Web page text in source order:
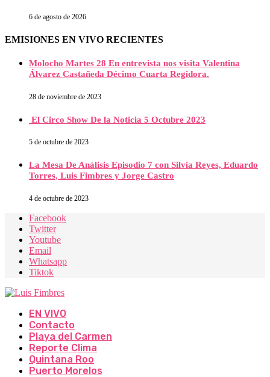
6 de agosto de 2026
EMISIONES EN VIVO RECIENTES
Molocho Martes 28 En entrevista nos visita Valentina
Álvarez Castañeda Décimo Cuarta Regidora.
28 de noviembre de 2023
El Circo Show De la Noticia 5 Octubre 2023
5 de octubre de 2023
La Mesa De Análisis Episodio 7 con Silvia Reyes, Eduardo
Torres, Luis Fimbres y Jorge Castro
4 de octubre de 2023
Facebook
Twitter
Youtube
Email
Whatsapp
Tiktok
EN VIVO
Contacto
Playa del Carmen
Reporte Clima
Quintana Roo
Puerto Morelos